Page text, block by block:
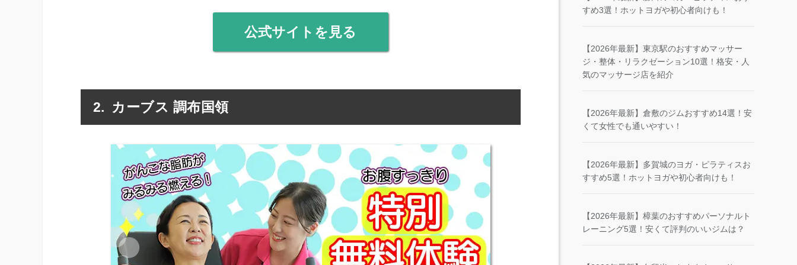
公式サイトを見る
カーブス 調布国領
すめ3選！ホットヨガや初心者向けも！
【2026年最新】東京駅のおすすめマッサー
ジ・整体・リラクゼーション10選！格安・人
気のマッサージ店を紹介
【2026年最新】倉敷のジムおすすめ14選！安
くて女性でも通いやすい！
【2026年最新】多賀城のヨガ・ピラティスお
すすめ5選！ホットヨガや初心者向けも！
【2026年最新】樟葉のおすすめパーソナルト
レーニング5選！安くて評判のいいジムは？